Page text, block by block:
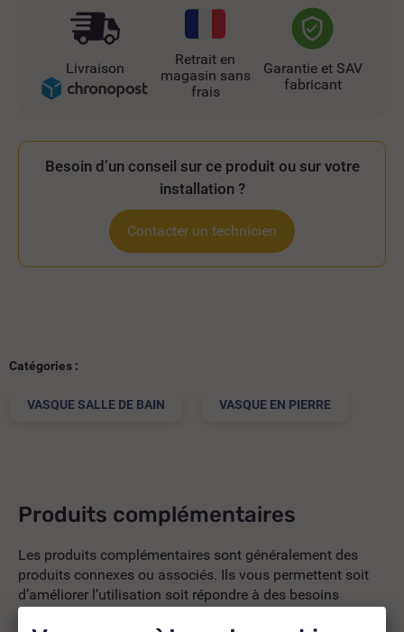
Livraison
Retrait en
magasin sans
frais
Garantie et SAV
fabricant
Besoin d’un conseil sur ce produit ou sur votre
installation ?
Contacter un technicien
Catégories :
VASQUE SALLE DE BAIN VASQUE EN PIERRE
Produits complémentaires
Les produits complémentaires sont généralement des
produits connexes ou associés. Ils vous permettent soit
d’améliorer l’utilisation soit répondre à des besoins
supplémentaires.